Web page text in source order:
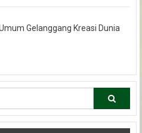
Gelanggang Kreasi Dunia